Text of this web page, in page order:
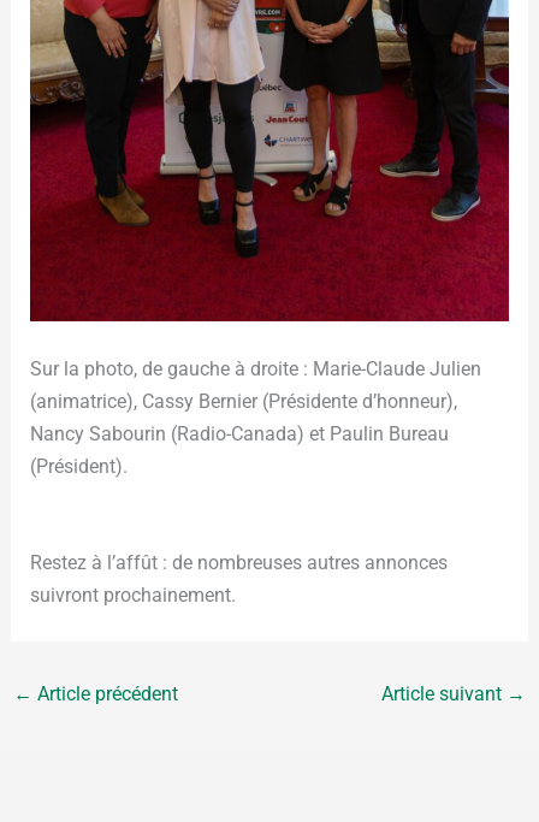
Sur la photo, de gauche à droite : Marie-Claude Julien
(animatrice), Cassy Bernier (Présidente d’honneur),
Nancy Sabourin (Radio-Canada) et Paulin Bureau
(Président).
Restez à l’affût : de nombreuses autres annonces
suivront prochainement.
← Article précédent Article suivant →